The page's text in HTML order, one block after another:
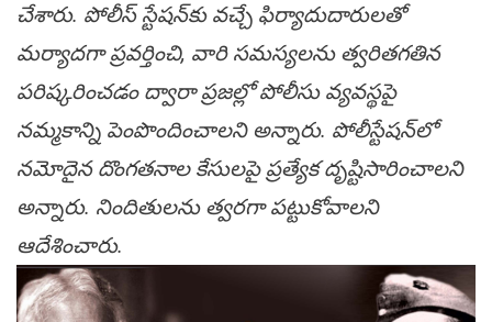
చేశారు. పోలీస్ స్టేషన్‌కు వచ్చే ఫిర్యాదుదారులతో
మర్యాదగా ప్రవర్తించి, వారి సమస్యలను త్వరితగతిన
పరిష్కరించడం ద్వారా ప్రజల్లో పోలీసు వ్యవస్థపై
నమ్మకాన్ని పెంపొందించాలని అన్నారు. పోలీస్టేషన్‌లో
నమోదైన దొంగతనాల కేసులపై ప్రత్యేక దృష్టిసారించాలని
అన్నారు. నిందితులను త్వరగా పట్టుకోవాలని
ఆదేశించారు.